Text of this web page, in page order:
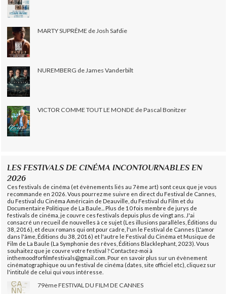
MARTY SUPRÊME de Josh Safdie
NUREMBERG de James Vanderbilt
VICTOR COMME TOUT LE MONDE de Pascal Bonitzer
LES FESTIVALS DE CINÉMA INCONTOURNABLES EN
2026
Ces festivals de cinéma (et évènements liés au 7ème art) sont ceux que je vous
recommande en 2026. Vous pourrez me suivre en direct du Festival de Cannes,
du Festival du Cinéma Américain de Deauville, du Festival du Film et du
Documentaire Politique de La Baule... Plus de 10 fois membre de jurys de
festivals de cinéma, je couvre ces festivals depuis plus de vingt ans. J'ai
consacré un recueil de nouvelles à ce sujet (Les illusions parallèles, Éditions du
38, 2016), et deux romans qui ont pour cadre, l'un le Festival de Cannes (L'amor
dans l'âme, Éditions du 38, 2016) et l'autre le Festival du Cinéma et Musique de
Film de La Baule (La Symphonie des rêves, Éditions Blacklephant, 2023). Vous
souhaitez que je couvre votre festival ? Contactez-moi à
inthemoodforfilmfestivals@gmail.com. Pour en savoir plus sur un évènement
cinématographique ou un festival de cinéma (dates, site officiel etc), cliquez sur
l'intitulé de celui qui vous intéresse.
79ème FESTIVAL DU FILM DE CANNES